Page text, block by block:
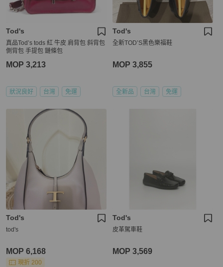
Tod's
真品Tod’s tods 紅 牛皮 肩背包 斜背包
側背包 手提包 鏈條包
MOP 3,213
狀況良好 台灣 免運
Tod's
全新TOD’S黑色樂福鞋
MOP 3,855
全新品 台灣 免運
Tod's
tod's
MOP 6,168
現折 200
Tod's
皮革駕車鞋
MOP 3,569